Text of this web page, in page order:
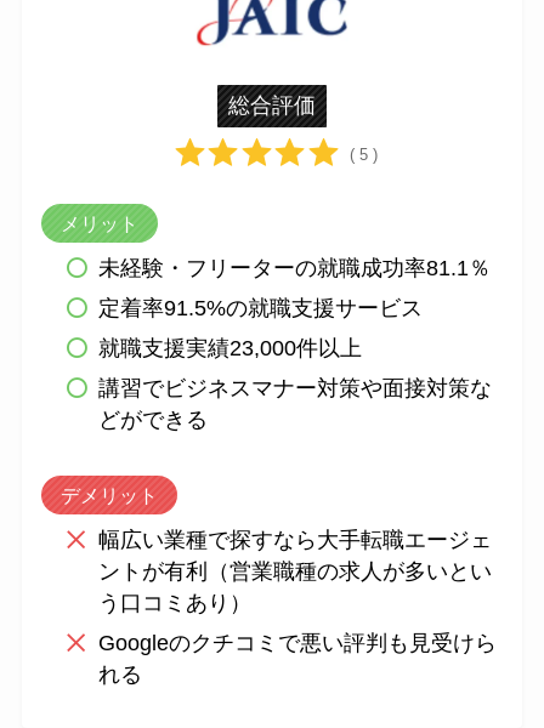
総合評価
( 5 )
メリット
未経験・フリーターの就職成功率81.1％
定着率91.5%の就職支援サービス
就職支援実績23,000件以上
講習でビジネスマナー対策や面接対策な
どができる
デメリット
幅広い業種で探すなら大手転職エージェ
ントが有利（営業職種の求人が多いとい
う口コミあり）
Googleのクチコミで悪い評判も見受けら
れる